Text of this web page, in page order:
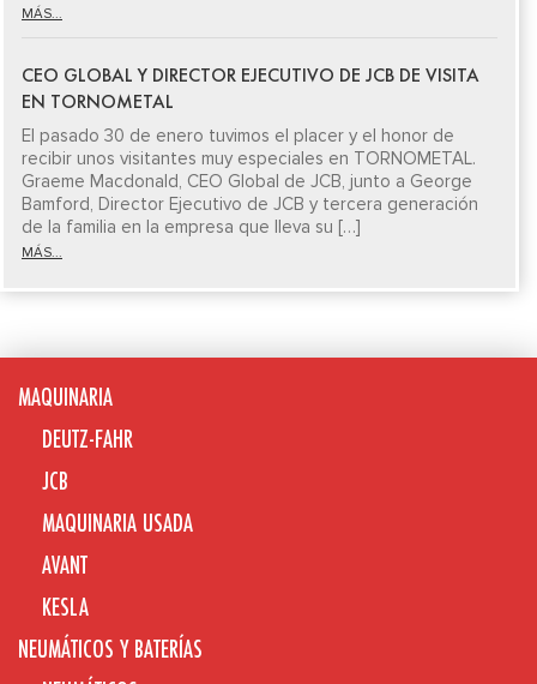
MÁS...
CEO GLOBAL Y DIRECTOR EJECUTIVO DE JCB DE VISITA
EN TORNOMETAL
El pasado 30 de enero tuvimos el placer y el honor de
recibir unos visitantes muy especiales en TORNOMETAL.
Graeme Macdonald, CEO Global de JCB, junto a George
Bamford, Director Ejecutivo de JCB y tercera generación
de la familia en la empresa que lleva su […]
MÁS...
MAQUINARIA
DEUTZ-FAHR
JCB
MAQUINARIA USADA
AVANT
KESLA
NEUMÁTICOS Y BATERÍAS